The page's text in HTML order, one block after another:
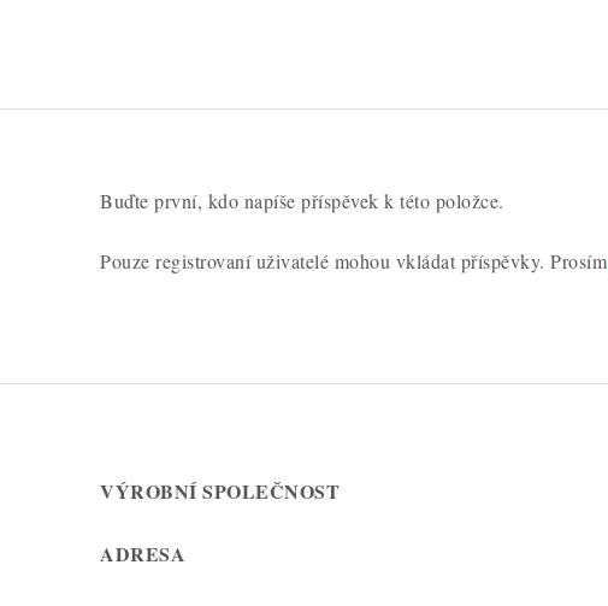
Buďte první, kdo napíše příspěvek k této položce.
Pouze registrovaní uživatelé mohou vkládat příspěvky. Prosím
VÝROBNÍ SPOLEČNOST
ADRESA